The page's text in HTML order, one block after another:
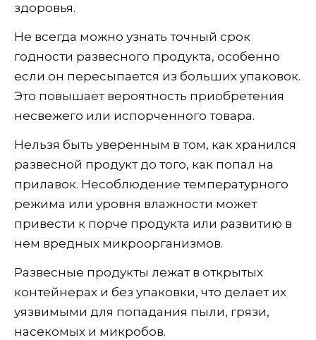
здоровья.
Не всегда можно узнать точный срок
годности развесного продукта, особенно
если он пересыпается из больших упаковок.
Это повышает вероятность приобретения
несвежего или испорченного товара.
Нельзя быть уверенным в том, как хранился
развесной продукт до того, как попал на
прилавок. Несоблюдение температурного
режима или уровня влажности может
привести к порче продукта или развитию в
нем вредных микроорганизмов.
Развесные продукты лежат в открытых
контейнерах и без упаковки, что делает их
уязвимыми для попадания пыли, грязи,
насекомых и микробов.